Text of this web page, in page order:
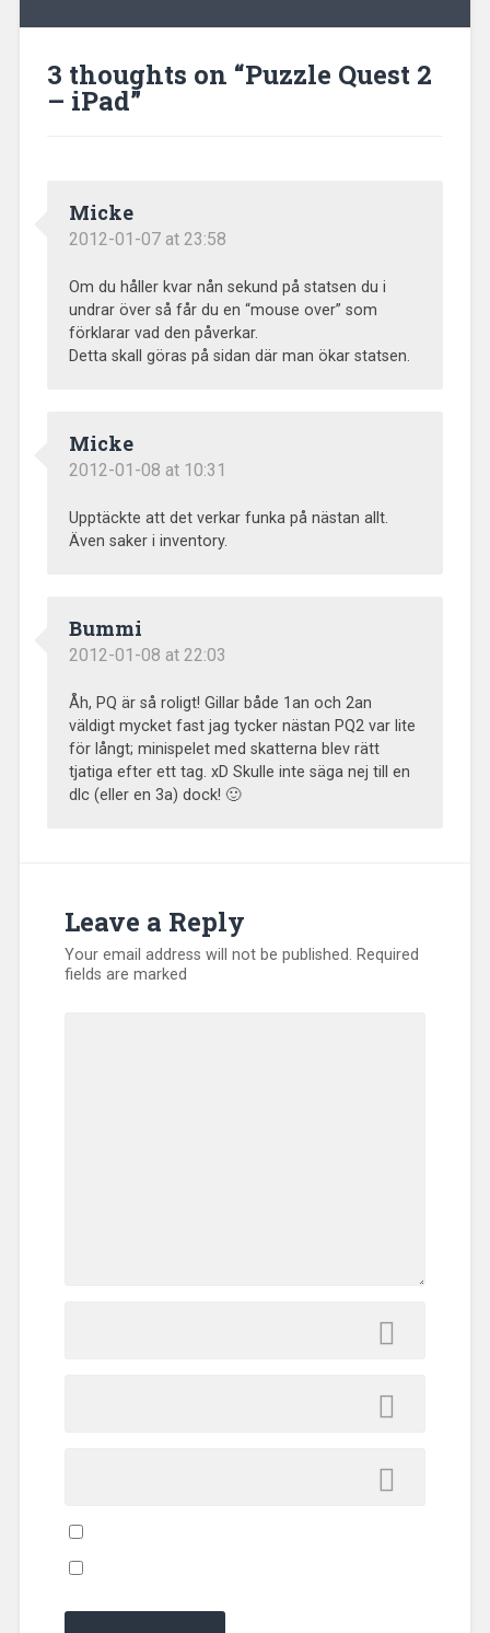
3 thoughts on “Puzzle Quest 2
– iPad”
Micke
2012-01-07 at 23:58
Om du håller kvar nån sekund på statsen du i
undrar över så får du en “mouse over” som
förklarar vad den påverkar.
Detta skall göras på sidan där man ökar statsen.
Micke
2012-01-08 at 10:31
Upptäckte att det verkar funka på nästan allt.
Även saker i inventory.
Bummi
2012-01-08 at 22:03
Åh, PQ är så roligt! Gillar både 1an och 2an
väldigt mycket fast jag tycker nästan PQ2 var lite
för långt; minispelet med skatterna blev rätt
tjatiga efter ett tag. xD Skulle inte säga nej till en
dlc (eller en 3a) dock! 🙂
Leave a Reply
Your email address will not be published. Required
fields are marked